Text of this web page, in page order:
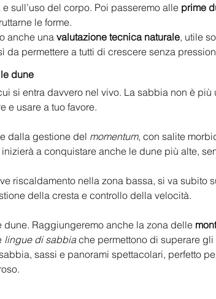
sull’uso del corpo. Poi passeremo alle prime
le forme.
anche una valutazione tecnica naturale, utile
da permettere a tutti di crescere senza
dune
si entra davvero nel vivo. La sabbia non è più
e usare a tuo favore.
dalla gestione del momentum, con salite
a conquistare anche le dune più alte,
riscaldamento nella zona bassa, si va subito
della cresta e controllo della velocità.
dune. Raggiungeremo anche la zona delle
lingue di sabbia che permettono di superare
sassi e panorami spettacolari, perfetto